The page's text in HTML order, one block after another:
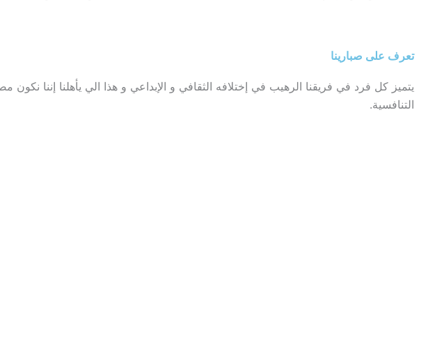
تعرف على صبارينا
يتميز كل فرد في فريقنا الرهيب في إختلافه الثقافي و الإبداعي و هذا الي يأهلنا إننا
التنافسية.